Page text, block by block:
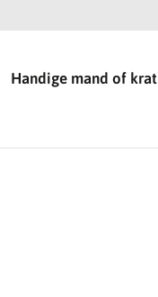
Handige mand of krat